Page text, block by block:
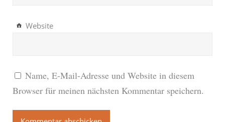
Website
Name, E-Mail-Adresse und Website in diesem
Browser für meinen nächsten Kommentar speichern.